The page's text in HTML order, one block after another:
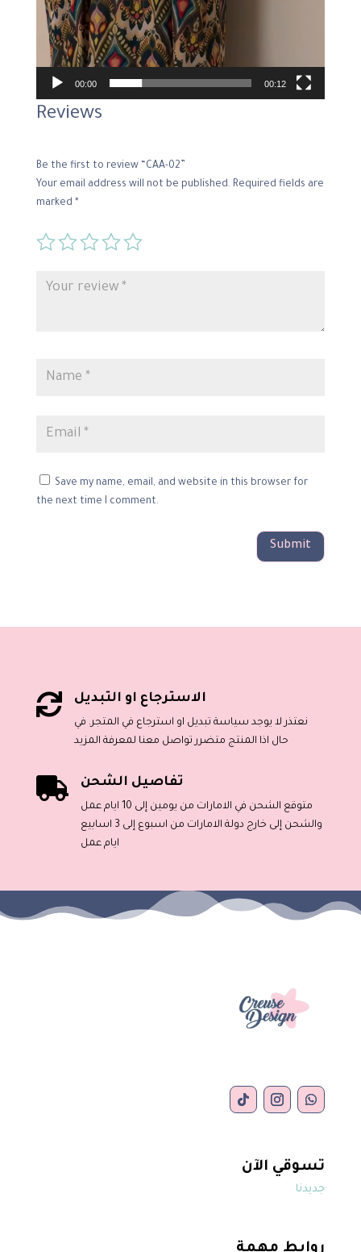
00:00 00:12
Reviews
Be the first to review “CAA-02”
Your email address will not be published. Required fields are
marked *
Save my name, email, and website in this browser for
the next time I comment.
Submit
 الاسترجاع او التبديل
نعتذر لا يوجد سياسة تبديل او استرجاع في المتجر. في
حال اذا المنتج متضرر تواصل معنا لمعرفة المزيد
 تفاصيل الشحن
متوقع الشحن في الامارات من يومين إلى 10 ايام عمل
والشحن إلى خارج دولة الامارات من اسبوع إلى 3 اسابيع
ايام عمل
تسوقي الآن
جديدنا